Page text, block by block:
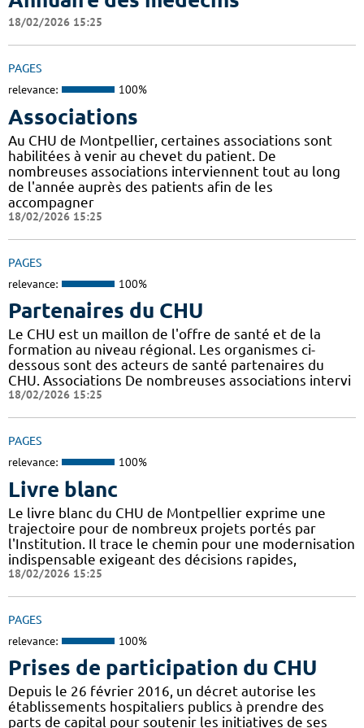
18/02/2026 15:25
PAGES
relevance: 100%
Associations
Au CHU de Montpellier, certaines associations sont
habilitées à venir au chevet du patient. De
nombreuses associations interviennent tout au long
de l'année auprès des patients afin de les
accompagner
18/02/2026 15:25
PAGES
relevance: 100%
Partenaires du CHU
Le CHU est un maillon de l'offre de santé et de la
formation au niveau régional. Les organismes ci-
dessous sont des acteurs de santé partenaires du
CHU. Associations De nombreuses associations intervi
18/02/2026 15:25
PAGES
relevance: 100%
Livre blanc
Le livre blanc du CHU de Montpellier exprime une
trajectoire pour de nombreux projets portés par
l'Institution. Il trace le chemin pour une modernisation
indispensable exigeant des décisions rapides,
18/02/2026 15:25
PAGES
relevance: 100%
Prises de participation du CHU
Depuis le 26 février 2016, un décret autorise les
établissements hospitaliers publics à prendre des
parts de capital pour soutenir les initiatives de ses